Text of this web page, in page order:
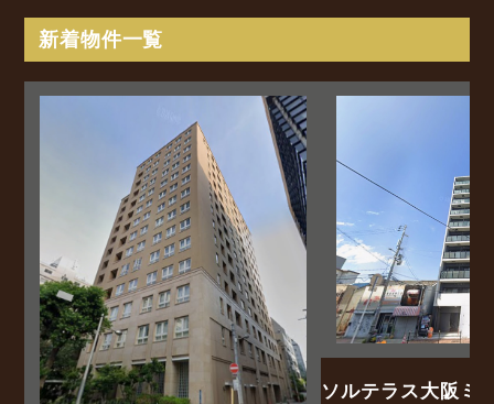
新着物件一覧
ソルテラス大阪ミ